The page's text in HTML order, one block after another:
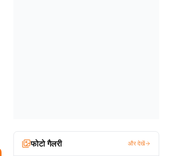
फोटो गैलरी और देखें